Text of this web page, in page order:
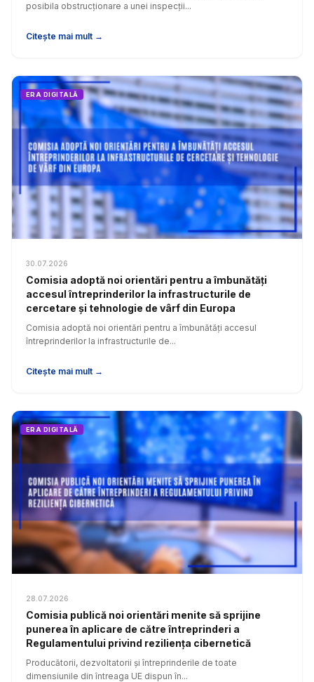
posibila obstrucționare a unei inspecții...
Citește mai mult →
ERA DIGITALĂ
30.07.2026
Comisia adoptă noi orientări pentru a îmbunătăți
accesul întreprinderilor la infrastructurile de
cercetare și tehnologie de vârf din Europa
Comisia adoptă noi orientări pentru a îmbunătăți accesul
întreprinderilor la infrastructurile de...
Citește mai mult →
ERA DIGITALĂ
28.07.2026
Comisia publică noi orientări menite să sprijine
punerea în aplicare de către întreprinderi a
Regulamentului privind reziliența cibernetică
Producătorii, dezvoltatorii și întreprinderile de toate
dimensiunile din întreaga UE dispun în...